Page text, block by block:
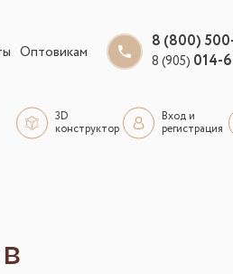
Оптовикам
8 (800)
8 (905) 014-
3D
конструктор
Вход и
регистрация